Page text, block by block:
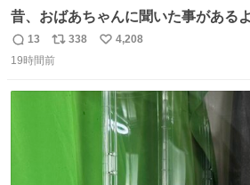
昔、おばあちゃんに聞いた事があるよ。 「カイちゃん
じめると、アイツが海から上がって
返
信
13
リ
ポ
338
い
数
4,208
19時間前